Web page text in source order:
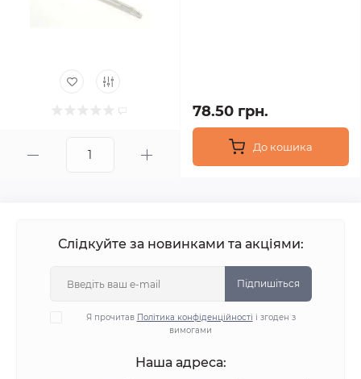
78.50 грн.
До кошика
Слідкуйте за новинками та акціями:
Підпишіться
Я прочитав Політика конфіденційності і згоден з
вимогами
Наша адреса: